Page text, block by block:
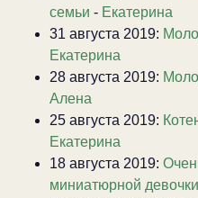
семьи - Екатерина
31 августа 2019:
Екатерина
28 августа 2019:
Алена
25 августа 2019:
Екатерина
18 августа 2019:
миниатюрной